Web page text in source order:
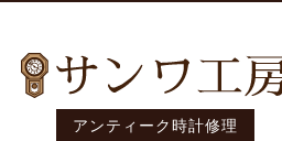
アンティーク時計修理